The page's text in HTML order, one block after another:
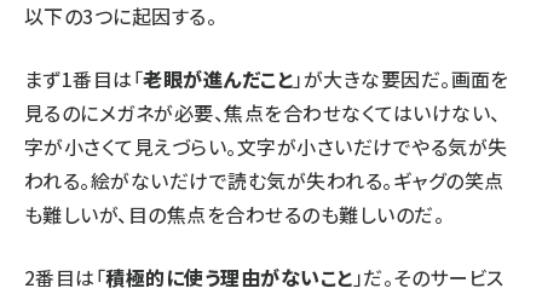
以下の3つに起因する。
まず1番目は「老眼が進んだこと」が大きな要因だ。画面を
見るのにメガネが必要、焦点を合わせなくてはいけない、
字が小さくて見えづらい。文字が小さいだけでやる気が失
われる。絵がないだけで読む気が失われる。ギャグの笑点
も難しいが、 目の焦点を合わせるのも難しいのだ。
2番目は「積極的に使う理由がないこと」だ。そのサービス